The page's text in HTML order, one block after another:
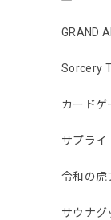
GRAND
Sorcery
カードゲ
サプライ
令和の虎
サウナグ